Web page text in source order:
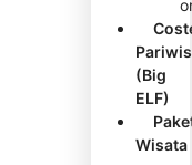
(Big
ELF)
Wisata